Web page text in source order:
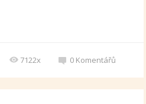
7122x 0 Komentářů